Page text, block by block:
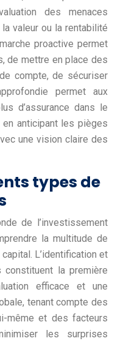
des menaces
valeur ou la rentabilité
proactive permet
de mettre en place des
compte, de sécuriser
permet aux
d’assurance dans le
en anticipant les pièges
une vision claire des
types de
de l’investissement
la multitude de
L’identification et
la première
efficace et une
tenant compte des
même et des facteurs
les surprises